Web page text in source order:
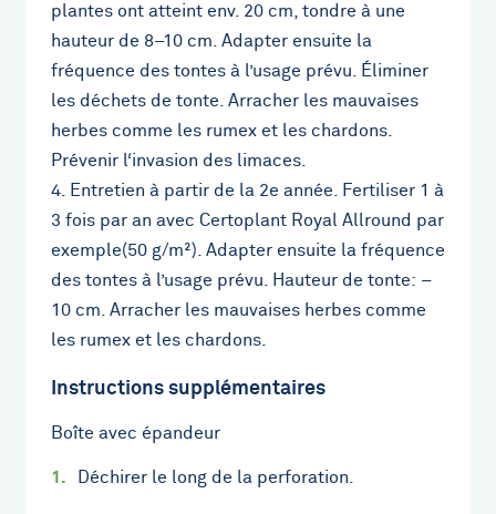
plantes ont atteint env. 20 cm, tondre à une
hauteur de 8–10 cm. Adapter ensuite la
fréquence des tontes à l’usage prévu. Éliminer
les déchets de tonte. Arracher les mauvaises
herbes comme les rumex et les chardons.
Prévenir l‘invasion des limaces.
4. Entretien à partir de la 2e année. Fertiliser 1 à
3 fois par an avec Certoplant Royal Allround par
exemple(50 g/m²). Adapter ensuite la fréquence
des tontes à l’usage prévu. Hauteur de tonte: –
10 cm. Arracher les mauvaises herbes comme
les rumex et les chardons.
Instructions supplémentaires
Boîte avec épandeur
Déchirer le long de la perforation.